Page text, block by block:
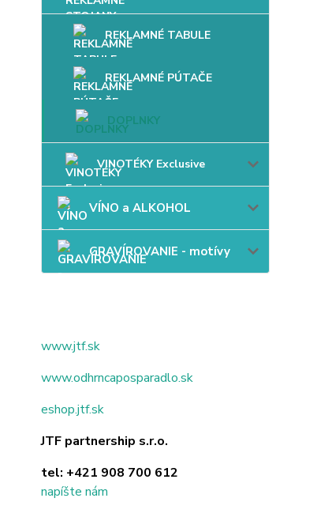
REKLAMNÉ TABULE
REKLAMNÉ PÚTAČE
DOPLNKY
VINOTÉKY Exclusive
VÍNO a ALKOHOL
GRAVÍROVANIE - motívy
www.jtf.sk
www.odhrncaposparadlo.sk
eshop.jtf.sk
JTF partnership s.r.o.
tel: +421 908 700 612
napíšte nám